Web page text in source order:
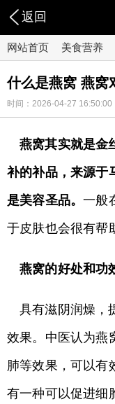
返回
网站首页 美食营养
什么是燕窝 燕窝
时间：2026-04-27 16:50:00
燕窝其实就是金
补的补品，来源于
是美容圣品。一般
于皮肤也会很有帮
燕窝的好处和功
具有滋阴润燥，
效果。中医认为燕
肺等效果，可以有
有一种可以促进细